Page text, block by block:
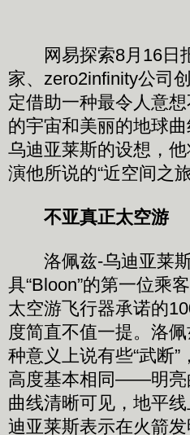
网易探索8月16日报
家、zero2infinity公司
定借助一种最令人意
的宇宙和美丽的地球
乌迪亚莱斯的设想，
演他所说的“近空间之
不亚真正太空游
洛佩兹-乌迪亚莱斯
具“Bloon”的第一位乘
太空游飞行器承诺的
度简直不值一提。洛
种意义上说有些“武断
高度基本相同——明亮
曲线清晰可见，地平
迪亚莱斯表示在火箭